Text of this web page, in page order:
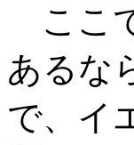
ここ
あるな
で、イ